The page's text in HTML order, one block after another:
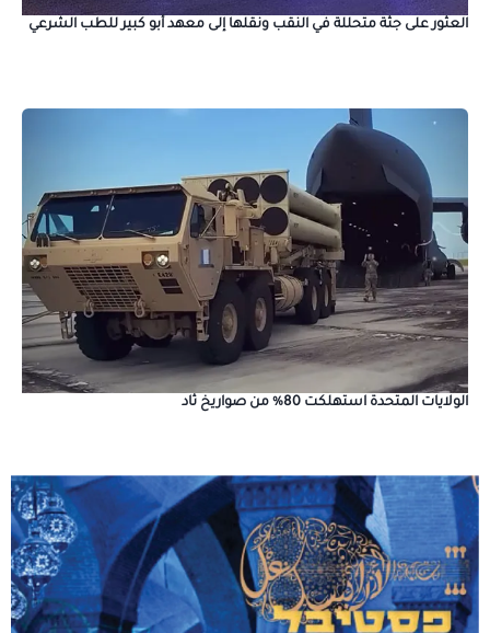
العثور على جثة متحللة في النقب ونقلها إلى معهد أبو كبير للطب الشرعي
الولايات المتحدة استهلكت 80% من صواريخ ثاد